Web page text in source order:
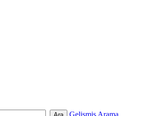
Gelişmiş Arama